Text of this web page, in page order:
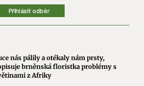
Přihlásit odběr
nás pálily a otékaly nám prsty,
brněnská floristka problémy s
z Afriky